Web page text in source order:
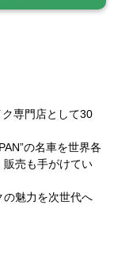
専門店として30
の名車を世界各
販売も手がけてい
の魅力を次世代へ